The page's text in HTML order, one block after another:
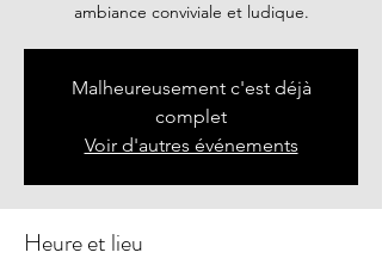
ambiance conviviale et ludique.
Malheureusement c'est déjà
complet
Voir d'autres événements
Heure et lieu